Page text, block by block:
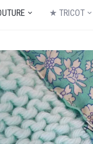
★ TRICOT